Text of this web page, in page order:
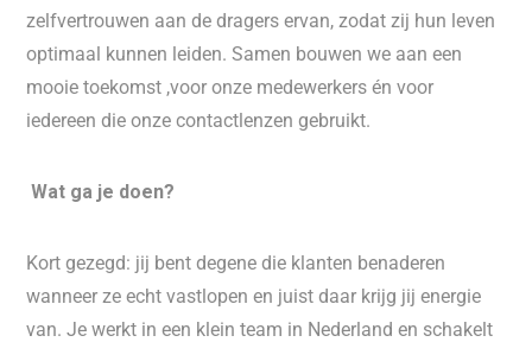
zelfvertrouwen aan de dragers ervan, zodat zij hun leven
optimaal kunnen leiden. Samen bouwen we aan een
mooie toekomst ,voor onze medewerkers én voor
iedereen die onze contactlenzen gebruikt.
Wat ga je doen?
Kort gezegd: jij bent degene die klanten benaderen
wanneer ze echt vastlopen en juist daar krijg jij energie
van. Je werkt in een klein team in Nederland en schakelt